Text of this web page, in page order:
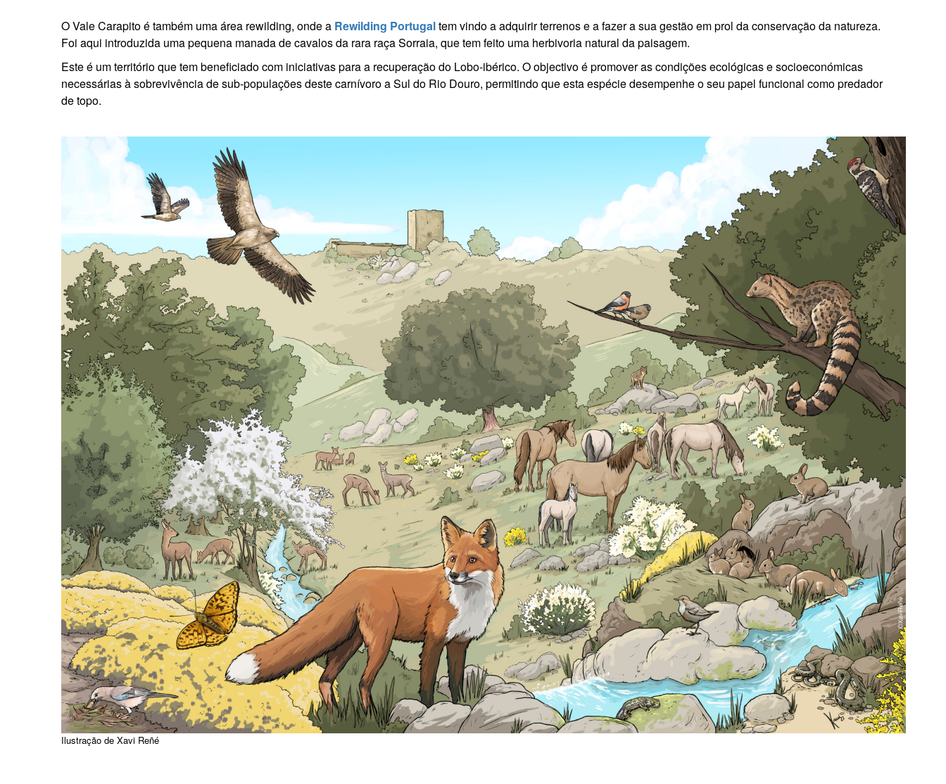
O Vale Carapito é também uma área rewilding, onde a Rewilding Portugaltem vindo a adquirir terrenos e a fazer a sua gestão em prol da conservação da natureza.
Foi aqui introduzida uma pequena manada de cavalos da rara raça Sorraia, que tem feito uma herbivoria natural da paisagem.
Este é um território que tem beneficiado com iniciativas para a recuperação do Lobo-ibérico. O objectivo é promover as condições ecológicas e socioeconómicas
necessárias à sobrevivência de sub-populações deste carnívoro a Sul do Rio Douro, permitindo que esta espécie desempenhe o seu papel funcional como predador
de topo.
Ilustração de Xavi Reñé